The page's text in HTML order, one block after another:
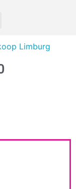
Limburg